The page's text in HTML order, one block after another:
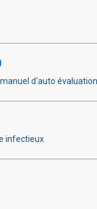
d'auto
infectieux